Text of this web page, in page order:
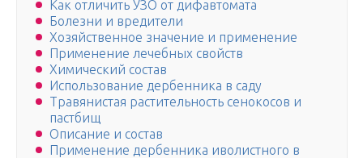
Как отличить УЗО от дифавтомата
Болезни и вредители
Хозяйственное значение и применение
Применение лечебных свойств
Химический состав
Использование дербенника в саду
Травянистая растительность сенокосов и
пастбищ
Описание и состав
Применение дербенника иволистного в